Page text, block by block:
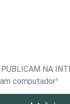
NA
computador¹